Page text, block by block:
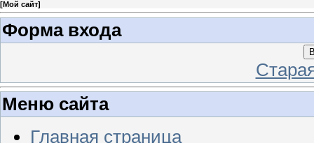
[Мой сайт]
Форма входа
Меню сайта
Главная страница